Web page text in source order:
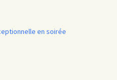
en soirée